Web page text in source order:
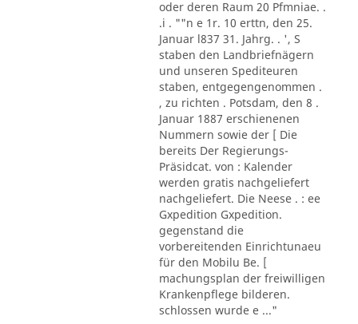
oder deren Raum 20 Pfmniae. .
.i . ""n e 1r. 10 erttn, den 25.
Januar l837 31. Jahrg. . ', S
staben den Landbriefnägern
und unseren Spediteuren
staben, entgegengenommen .
, zu richten . Potsdam, den 8 .
Januar 1887 erschienenen
Nummern sowie der [ Die
bereits Der Regierungs-
Präsidcat. von : Kalender
werden gratis nachgeliefert
nachgeliefert. Die Neese . : ee
Gxpedition Gxpedition.
gegenstand die
vorbereitenden Einrichtunaeu
für den Mobilu Be. [
machungsplan der freiwilligen
Krankenpflege bilderen.
schlossen wurde e ..."